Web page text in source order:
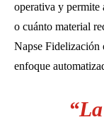
operativa y permite
o cuánto material
Napse Fidelización
enfoque